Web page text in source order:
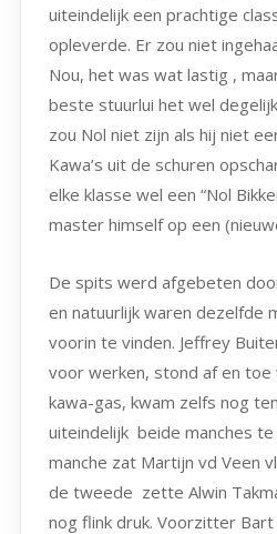
uiteindelijk een prachtige
opleverde. Er zou niet
Nou, het was wat lastig ,
beste stuurlui het wel
zou Nol niet zijn als hij niet
Kawa’s uit de schuren
elke klasse wel een “Nol
master himself op een
De spits werd afgebeten
en natuurlijk waren dezelfde
voorin te vinden. Jeffrey
voor werken, stond af en
kawa-gas, kwam zelfs nog
uiteindelijk beide manches
manche zat Martijn vd Veen
de tweede zette Alwin
nog flink druk. Voorzitter